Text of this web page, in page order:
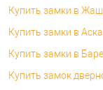
Купить замки в
Купить замки в
Купить замки в Баре
Купить замок